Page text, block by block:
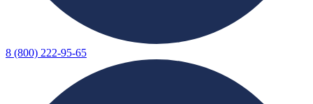
8 (800) 222-95-65